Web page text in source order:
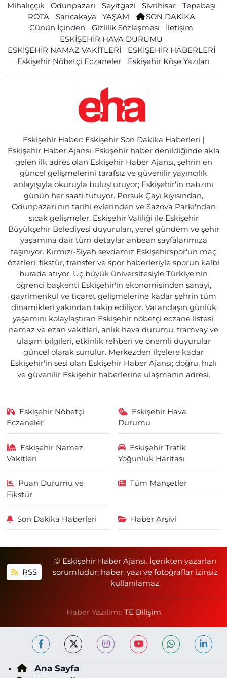
Mihalıççık
Odunpazarı Seyitgazi Sivrihisar
Tepebaşı
ROTA
Sarıcakaya YAŞAM
SON DAKİKA
Günün İçinden
Gizlilik Sözleşmesi
İletişim
ESKİŞEHİR HAVA DURUMU
ESKİŞEHİR NAMAZ VAKİTLERİ
ESKİŞEHİR HABERLERİ
Eskişehir Nöbetçi Eczaneler
Eskişehir Köşe Yazıları
Eskişehir Haber: Eskişehir Son Dakika Haberleri |
Eskişehir Haber Ajansı: Eskişehir haber denildiğinde akla
gelen ilk adres olan Eskişehir Haber Ajansı, şehrin en
güncel gelişmelerini tarafsız ve güvenilir yayıncılık
anlayışıyla okuruyla buluşturuyor; Eskişehir'in nabzını
günün her saati tutuyor. Porsuk Çayı kıyısından,
Odunpazarı'nın tarihi evlerinden ve Sazova Parkı'ndan
sıcak gelişmeler, Eskişehir Valiliği ile Eskişehir
Büyükşehir Belediyesi duyuruları, yerel gündem ve şehir
yaşamına dair tüm detaylar anbean sayfalarımıza
taşınıyor. Kırmızı-Siyah sevdamız Eskişehirspor'un maç
özetleri, fikstür, transfer ve spor haberleriyle sporun kalbi
burada atıyor. Üç büyük üniversitesiyle Türkiye'nin
öğrenci başkenti Eskişehir'in ekonomisinden sanayi,
gayrimenkul ve ticaret gelişmelerine kadar şehrin tüm
dinamikleri yakından takip ediliyor. Vatandaşın günlük
yaşamını kolaylaştıran Eskişehir nöbetçi eczane listesi,
namaz ve ezan vakitleri, anlık hava durumu, tramvay ve
ulaşım bilgileri, etkinlik rehberi ve önemli duyurular
güncel olarak sunulur. Merkezden ilçelere kadar
Eskişehir'in sesi olan Eskişehir Haber Ajansı; doğru, hızlı
ve güvenilir Eskişehir haberlerine ulaşmanın adresi.
Eskişehir Nöbetçi
Eczaneler
Eskişehir Hava
Durumu
Eskişehir Namaz
Vakitleri
Eskişehir Trafik
Yoğunluk Haritası
Puan Durumu ve
Fikstür
Tüm Manşetler
Son Dakika Haberleri Haber Arşivi
RSS
© Eskişehir Haber Ajansı. İçerikten yazarları
sorumludur; haber, yazı ve fotoğraflar izinsiz
kullanılamaz.
Haber Yazılımı: TE Bilişim
Ana Sayfa